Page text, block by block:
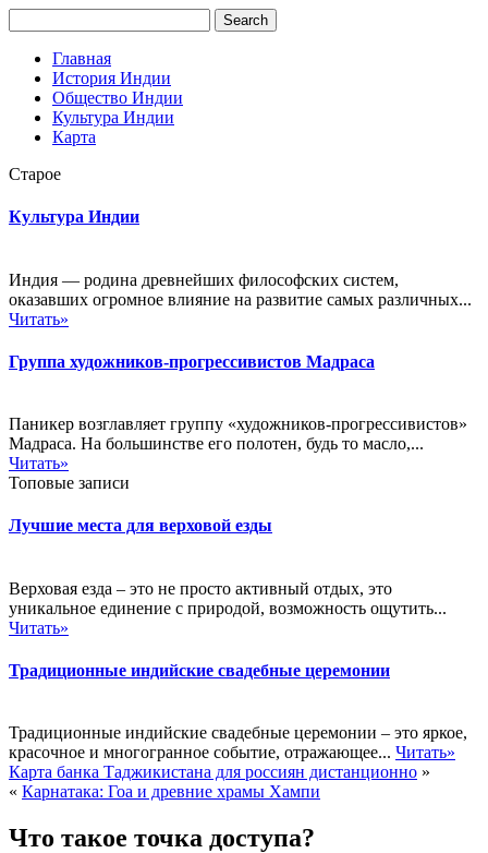
Главная
История Индии
Общество Индии
Культура Индии
Карта
Старое
Культура Индии
Индия — родина древнейших философских систем,
оказавших огромное влияние на развитие самых различных...
Читать»
Группа художников-прогрессивистов Мадраса
Паникер возглавляет группу «художников-прогрессивистов»
Мадраса. На большинстве его полотен, будь то масло,...
Читать»
Топовые записи
Лучшие места для верховой езды
Верховая езда – это не просто активный отдых, это
уникальное единение с природой, возможность ощутить...
Читать»
Традиционные индийские свадебные церемонии
Традиционные индийские свадебные церемонии – это яркое,
красочное и многогранное событие, отражающее... Читать»
Карта банка Таджикистана для россиян дистанционно »
« Карнатака: Гоа и древние храмы Хампи
Что такое точка доступа?